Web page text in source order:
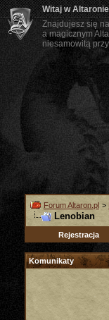
Witaj w
Znajdujesz się
a magicznym
niesamowitą
Forum Altaron.pl >
Lenobian
Rejestracja
Komunikaty